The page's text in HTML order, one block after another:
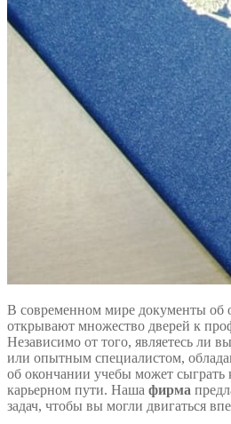
В современном мире документы об
открывают множество дверей к
Независимо от того, являетесь ли
или опытным специалистом,
об окончании учебы может
карьерном пути. Наша фирма
задач, чтобы вы могли двигаться